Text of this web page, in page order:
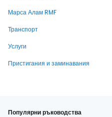
Марса Алам RMF
Транспорт
Услуги
Пристигания и заминавания
Популярни ръководства